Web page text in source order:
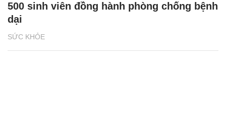
SỨC KHỎE
500 sinh viên đồng hành phòng chống bệnh
dại